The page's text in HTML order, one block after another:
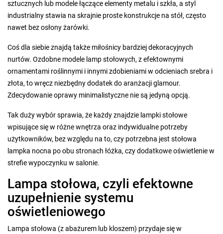
sztucznych lub modele łączące elementy metalu i szkła, a styl
industrialny stawia na skrajnie proste konstrukcje na stół, często
nawet bez osłony żarówki.
Coś dla siebie znajdą także miłośnicy bardziej dekoracyjnych
nurtów. Ozdobne modele lamp stołowych, z efektownymi
ornamentami roślinnymi i innymi zdobieniami w odcieniach srebra i
złota, to wręcz niezbędny dodatek do aranżacji glamour.
Zdecydowanie oprawy minimalistyczne nie są jedyną opcją.
Tak duży wybór sprawia, że każdy znajdzie lampki stołowe
wpisujące się w różne wnętrza oraz indywidualne potrzeby
użytkowników, bez względu na to, czy potrzebna jest stołowa
lampka nocna po obu stronach łóżka, czy dodatkowe oświetlenie w
strefie wypoczynku w salonie.
Lampa stołowa, czyli efektowne
uzupełnienie systemu
oświetleniowego
Lampa stołowa (z abażurem lub kloszem) przydaje się w